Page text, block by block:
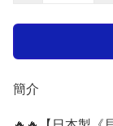
簡介